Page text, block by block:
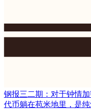
钢报三二期：对于钟情
代币躺在苞米地里，是